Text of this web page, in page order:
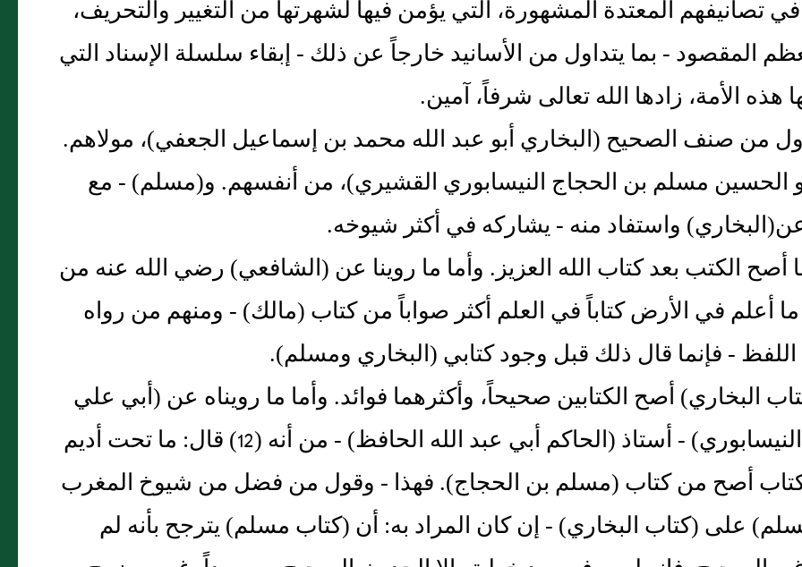
تصانيفهم المعتدة المشهورة، التي يؤمن فيها لشهرتها من التغيير والتحريف،
المقصود - بما يتداول من الأسانيد خارجاً عن ذلك - إبقاء سلسلة الإسناد التي
الأمة، زادها الله تعالى شرفاً، آمين‏.‏
أول من صنف الصحيح ‏(‏البخاري أبو عبد الله محمد بن إسماعيل الجعفي‏)‏، مولاهم‏.‏
الحسين مسلم بن الحجاج النيسابوري القشيري‏)‏، من أنفسهم‏.‏ و‏(‏مسلم‏)‏ - مع
واستفاد منه - يشاركه في أكثر شيوخه‏.‏
أصح الكتب بعد كتاب الله العزيز‏.‏ وأما ما روينا عن ‏(‏الشافعي‏)‏ رضي الله عنه من
أعلم في الأرض كتاباً في العلم أكثر صواباً من كتاب ‏(‏مالك‏)‏ - ومنهم من رواه
اللفظ - فإنما قال ذلك قبل وجود كتابي ‏(‏البخاري ومسلم‏)‏‏.‏
البخاري‏)‏ أصح الكتابين صحيحاً، وأكثرهما فوائد‏.‏ وأما ما رويناه عن ‏(‏أبي علي
الحافظ النيسابوري‏)‏ - أستاذ ‏(‏الحاكم أبي عبد الله الحافظ‏)‏ - من أنه ‏(‏12‏)‏ قال‏:‏ ما تحت أديم
أصح من كتاب ‏(‏مسلم بن الحجاج‏)‏‏.‏ فهذا - وقول من فضل من شيوخ المغرب
على ‏(‏كتاب البخاري‏)‏ - إن كان المراد به‏:‏ أن ‏(‏كتاب مسلم‏)‏ يترجح بأنه لم